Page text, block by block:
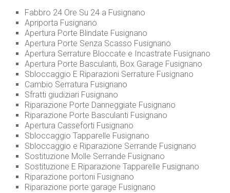
Fabbro 24 Ore Su 24 a Fusignano
Apriporta Fusignano
Apertura Porte Blindate Fusignano
Apertura Porte Senza Scasso Fusignano
Apertura Serrature Bloccate e Incastrate Fusignano
Apertura Porte Basculanti, Box Garage Fusignano
Sbloccaggio E Riparazioni Serrature Fusignano
Cambio Serratura Fusignano
Sfratti giudiziari Fusignano
Riparazione Porte Danneggiate Fusignano
Riparazione Porte Basculanti Fusignano
Apertura Casseforti Fusignano
Sbloccaggio Tapparelle Fusignano
Sbloccaggio e Riparazione Serrande Fusignano
Sostituzione Molle Serrande Fusignano
Sostituzione E Riparazione Tapparelle Fusignano
Riparazione portoni Fusignano
Riparazione porte garage Fusignano